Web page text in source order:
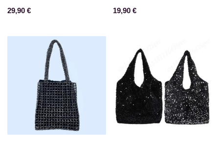
29,90 € 19,90 €